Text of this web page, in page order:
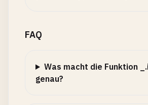
FAQ
Was macht die Funktion
genau?